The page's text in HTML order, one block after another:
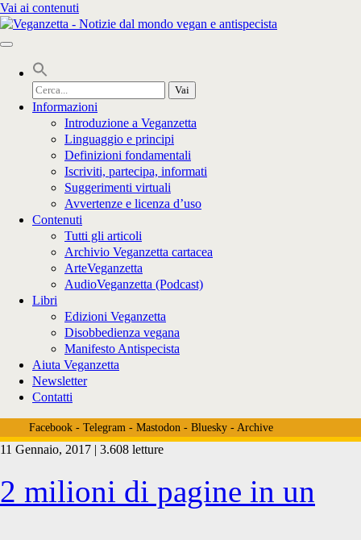
Vai ai contenuti
Cerca
per:
Informazioni
Introduzione a Veganzetta
Linguaggio e principi
Definizioni fondamentali
Iscriviti, partecipa, informati
Suggerimenti virtuali
Avvertenze e licenza d’uso
Contenuti
Tutti gli articoli
Archivio Veganzetta cartacea
ArteVeganzetta
AudioVeganzetta (Podcast)
Libri
Edizioni Veganzetta
Disobbedienza vegana
Manifesto Antispecista
Aiuta Veganzetta
Newsletter
Contatti
Facebook- Telegram- Mastodon- Bluesky- Archive
Tag:
11 Gennaio, 2017 | 3.608 letture
2 milioni di pagine in un